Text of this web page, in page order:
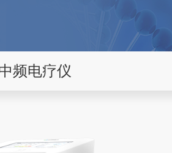
频电疗仪